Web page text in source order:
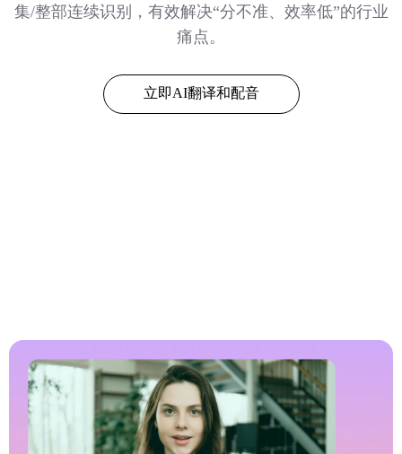
集/整部连续识别，有效解决“分不准、效率低”的行业
痛点。
立即AI翻译和配音